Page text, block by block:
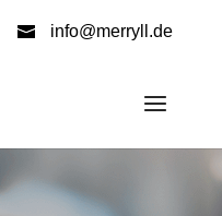
info@merryll.de